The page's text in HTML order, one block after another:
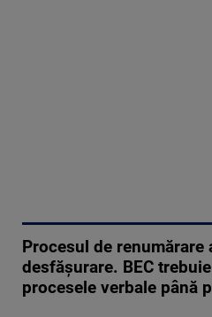
Procesul de
desfășurare. BEC
procesele verbale până